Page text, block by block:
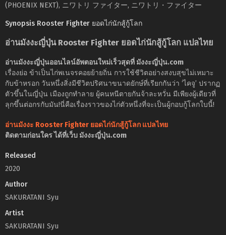
(PHOENIX NEXT), ニワトリ ファイター, ニワトリ・ファイター
Synopsis Rooster Fighter ยอดไก่นักสู้กู้โลก
อ่านมังงะญี่ปุ่น Rooster Fighter ยอดไก่นักสู้กู้โลก แปลไทย
อ่านมังงะญี่ปุ่นออนไลน์อัพตอนใหม่เร็วสุดที่ มังงะญี่ปุ่น.com
เรื่องย่อ ข้าเป็นไก่พเนจรคอยย้ายถิ่น การใช้ชีวิตอย่างสงบสุขไม่เหมาะ
กับข้าหรอก วันหนึ่งสิ่งมีชีวิตปริศนาขนาดยักษ์ที่เรียกกันว่า ‘ไคจู’ ปรากฏ
ตัวขึ้นในญี่ปุ่น เมืองถูกทำลาย ผู้คนหนีตายกันจ้าละหวั่น มีเพียงผู้เดียวที่
ลุกขึ้นต่อกรกับมัน!นี่คือเรื่องราวของไก่ตัวหนึ่งที่จะเป็นผู้กอบกู้โลกใบนี้!
อ่านมังงะ Rooster Fighter ยอดไก่นักสู้กู้โลก แปลไทย
ติดตามก่อนใคร ได้ที่เว็บ มังงะญี่ปุ่น.com
Released
2020
Author
SAKURATANI Syu
Artist
SAKURATANI Syu